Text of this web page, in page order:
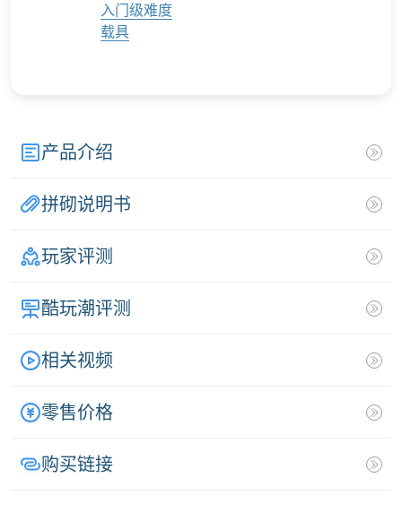
入门级难度
载具
产品介绍
拼砌说明书
玩家评测
酷玩潮评测
相关视频
零售价格
购买链接